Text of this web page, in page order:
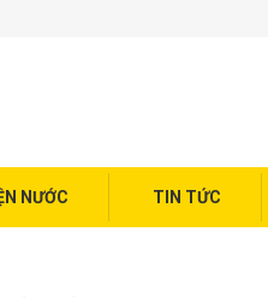
NƯỚC TIN TỨC